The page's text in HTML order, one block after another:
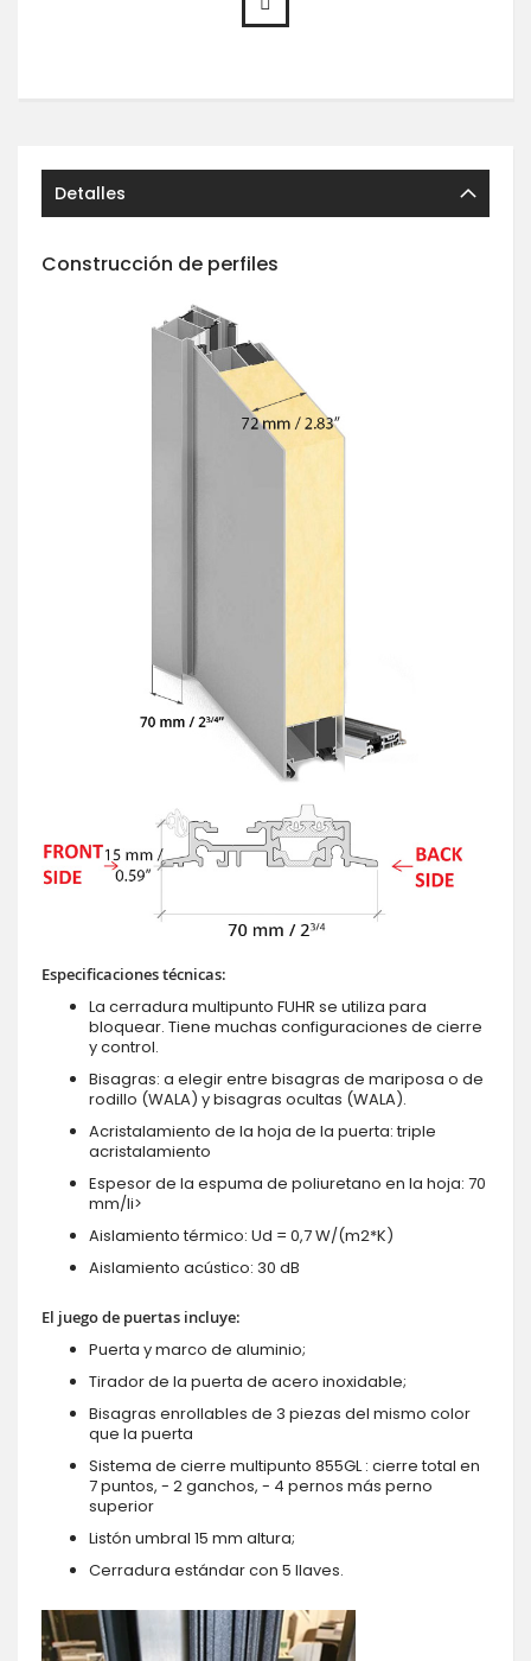
Detalles
Construcción de perfiles
Especificaciones técnicas:
La cerradura multipunto FUHR se utiliza para
bloquear. Tiene muchas configuraciones de cierre
y control.
Bisagras: a elegir entre bisagras de mariposa o de
rodillo (WALA) y bisagras ocultas (WALA).
Acristalamiento de la hoja de la puerta: triple
acristalamiento
Espesor de la espuma de poliuretano en la hoja: 70
mm/li>
Aislamiento térmico: Ud = 0,7 W/(m2*K)
Aislamiento acústico: 30 dB
El juego de puertas incluye:
Puerta y marco de aluminio;
Tirador de la puerta de acero inoxidable;
Bisagras enrollables de 3 piezas del mismo color
que la puerta
Sistema de cierre multipunto 855GL : cierre total en
7 puntos, - 2 ganchos, - 4 pernos más perno
superior
Listón umbral 15 mm altura;
Cerradura estándar con 5 llaves.